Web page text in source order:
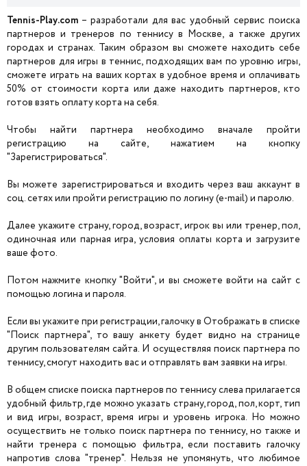
Tennis-Play.com – разработали для вас удобный сервис поиска
партнеров и тренеров по теннису в Москве, а также других
городах и странах. Таким образом вы сможете находить себе
партнеров для игры в теннис, подходящих вам по уровню игры,
сможете играть на ваших кортах в удобное время и оплачивать
50% от стоимости корта или даже находить партнеров, кто
готов взять оплату корта на себя.
Чтобы найти партнера необходимо вначале пройти
регистрацию на сайте, нажатием на кнопку
"Зарегистрироваться".
Вы можете зарегистрироваться и входить через ваш аккаунт в
соц. сетях или пройти регистрацию по логину (e-mail) и паролю.
Далее укажите страну, город, возраст, игрок вы или тренер, пол,
одиночная или парная игра, условия оплаты корта и загрузите
ваше фото.
Потом нажмите кнопку "Войти", и вы сможете войти на сайт с
помощью логина и пароля.
Если вы укажите при регистрации, галочку в Отображать в списке
"Поиск партнера", то вашу анкету будет видно на странице
другим пользователям сайта. И осуществляя поиск партнера по
теннису, смогут находить вас и отправлять вам заявки на игры.
В общем списке поиска партнеров по теннису слева прилагается
удобный фильтр, где можно указать страну, город, пол, корт, тип
и вид игры, возраст, время игры и уровень игрока. Но можно
осуществить не только поиск партнера по теннису, но также и
найти тренера с помощью фильтра, если поставить галочку
напротив слова "тренер". Нельзя не упомянуть, что любимое